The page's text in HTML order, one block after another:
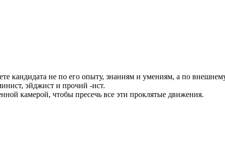
кандидата не по его опыту, знаниям и умениям, а по
эйджист и прочий -ист.
камерой, чтобы пресечь все эти проклятые движения.